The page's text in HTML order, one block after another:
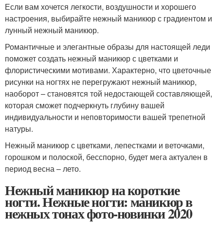
Если вам хочется легкости, воздушности и хорошего
настроения, выбирайте нежный маникюр с градиентом и
лунный нежный маникюр.
Романтичные и элегантные образы для настоящей леди
поможет создать нежный маникюр с цветками и
флористическими мотивами. Характерно, что цветочные
рисунки на ногтях не перегружают нежный маникюр,
наоборот – становятся той недостающей составляющей,
которая сможет подчеркнуть глубину вашей
индивидуальности и неповторимости вашей трепетной
натуры.
Нежный маникюр с цветками, лепестками и веточками,
горошком и полоской, бесспорно, будет мега актуален в
период весна – лето.
Нежный маникюр на короткие
ногти. Нежные ногти: маникюр в
нежных тонах фото-новинки 2020